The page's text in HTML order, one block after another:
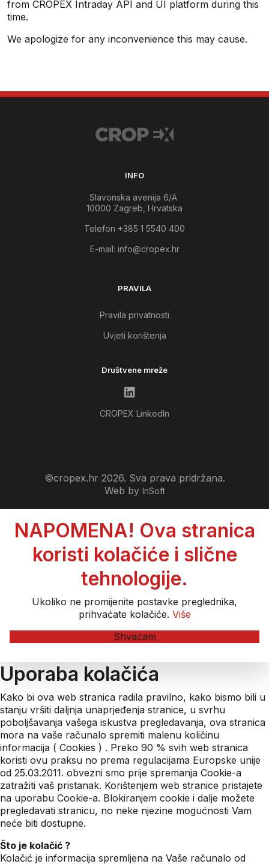
from CROPEX Intraday API and UI platform during this
time.
We apologize for any inconvenience this may cause.
INFO
Slavonska avenija 6/A
10000 Zagreb, Hrvatska
Telefon +385 1 5540 400
E-mail: info@cropex.hr
PRAVILA
Pravila privatnosti
Uvjeti korištenja
Društvene mreže
CROPEX LinkedIn
©cropex.hr 2026. Sva prava pridržana.
Web by InSoft
NAPOMENA! Ova stranica
koristi kolačiće i slične
tehnologije.
Ukoliko ne promijenite postavke preglednika,
prihvaćate kolačiće. Više
Shvaćam
Uporaba kolačića
Kako bi ova web stranica radila pravilno, kako bismo bili u
stanju vršiti daljnja unaprjeđenja stranice, u svrhu
poboljšavanja vašega iskustva pregledavanja, ova stranica
mora na vaše računalo spremiti malenu količinu
informacija ( Cookies ) . Preko 90 % svih web stranica
koristi ovu praksu no prema regulacijama Europske unije
od 25.03.2011. obvezni smo prije spremanja Cookie-a
zatražiti vaš pristanak. Korištenjem web stranice pristajete
na uporabu Cookie-a. Blokiranjem cookie i dalje možete
pregledavati stranicu, no neke njezine mogućnosti Vam
neće biti dostupne.
Što je kolačić ?
Kolačić je informacija spremljena na Vaše računalo od